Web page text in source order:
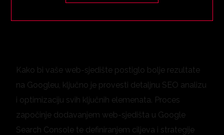
Kako bi vaše web-sjedište postiglo bolje rezultate
na Googleu, ključno je provesti detaljnu SEO analizu
i optimizaciju svih ključnih elemenata. Proces
započinje dodavanjem web-sjedišta u Google
Search Console te definiranjem ciljeva i strategije